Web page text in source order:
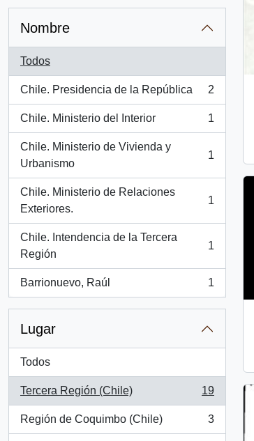
Nombre
Todos
Chile. Presidencia de la República
, 2 resultados
2
Chile. Ministerio del Interior
, 1 resultados
1
Chile. Ministerio de Vivienda y
Urbanismo
, 1 resultados
1
Chile. Ministerio de Relaciones
Exteriores.
, 1 resultados
1
Chile. Intendencia de la Tercera
Región
, 1 resultados
1
Barrionuevo, Raúl
, 1 resultados
1
Lugar
Todos
Tercera Región (Chile)
, 19 resultados
19
Región de Coquimbo (Chile)
, 3 resultados
3